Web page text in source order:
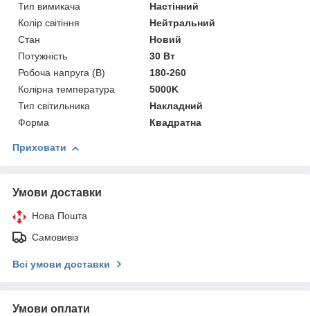
Тип вимикача
Настінний
Колір світіння
Нейтральний
Стан
Новий
Потужність
30 Вт
Робоча напруга (В)
180-260
Колірна температура
5000K
Тип світильника
Накладний
Форма
Квадратна
Приховати
Умови доставки
Нова Пошта
Самовивіз
Всі умови доставки
Умови оплати